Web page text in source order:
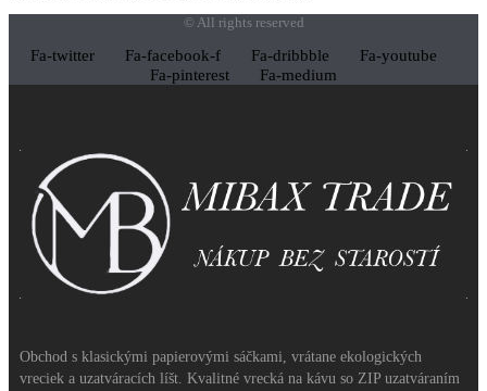
© All rights reserved
Fa-twitter Fa-facebook-f Fa-dribbble
Fa-youtube
Fa-pinterest
Fa-medium
Obchod s klasickými papierovými sáčkami, vrátane ekologických
vreciek a uzatváracích líšt. Kvalitné vrecká na kávu so ZIP uzatváraním